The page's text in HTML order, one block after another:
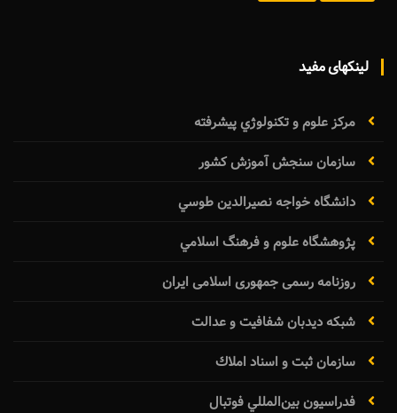
لینکهای مفید
مرکز علوم و تکنولوژي پيشرفته
سازمان سنجش آموزش كشور
دانشگاه خواجه نصيرالدين طوسي
پژوهشگاه علوم و فرهنگ اسلامي
روزنامه رسمی جمهوری اسلامی ایران
شبکه دیدبان شفافیت و عدالت
سازمان ثبت و اسناد املاك
فدراسيون بين‌المللي فوتبال